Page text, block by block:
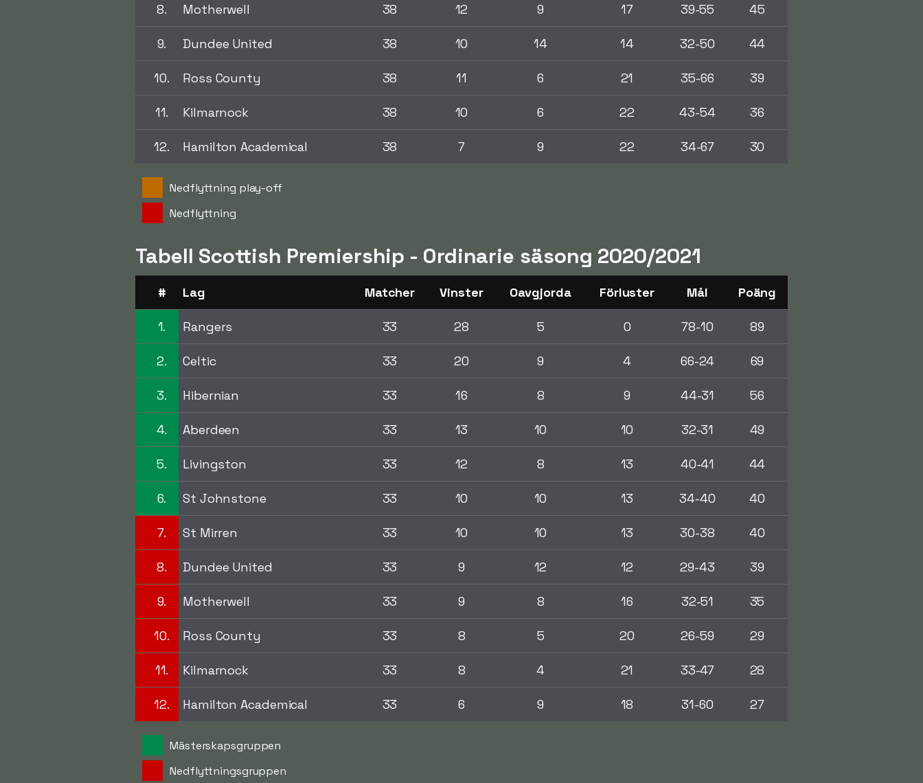
8. Motherwell 38 12 9 17 39-55 45
9. Dundee United 38 10 14 14 32-50 44
10. Ross County 38 11 6 21 35-66 39
11. Kilmarnock 38 10 6 22 43-54 36
12. Hamilton Academical 38 7 9 22 34-67 30
Nedflyttning play-off
Nedflyttning
Tabell Scottish Premiership - Ordinarie säsong 2020/2021
# Lag Matcher Vinster Oavgjorda Förluster Mål Poäng
1. Rangers 33 28 5 0 78-10 89
2. Celtic 33 20 9 4 66-24 69
3. Hibernian 33 16 8 9 44-31 56
4. Aberdeen 33 13 10 10 32-31 49
5. Livingston 33 12 8 13 40-41 44
6. St Johnstone 33 10 10 13 34-40 40
7. St Mirren 33 10 10 13 30-38 40
8. Dundee United 33 9 12 12 29-43 39
9. Motherwell 33 9 8 16 32-51 35
10. Ross County 33 8 5 20 26-59 29
11. Kilmarnock 33 8 4 21 33-47 28
12. Hamilton Academical 33 6 9 18 31-60 27
Mästerskapsgruppen
Nedflyttningsgruppen